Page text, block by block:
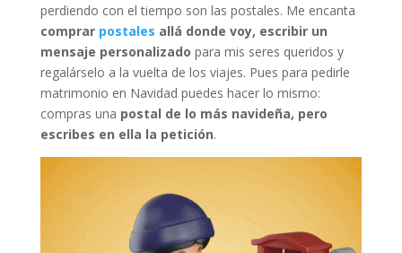
perdiendo con el tiempo son las postales. Me encanta
comprar postales allá donde voy, escribir un
mensaje personalizado para mis seres queridos y
regalárselo a la vuelta de los viajes. Pues para pedirle
matrimonio en Navidad puedes hacer lo mismo:
compras una postal de lo más navideña, pero
escribes en ella la petición.